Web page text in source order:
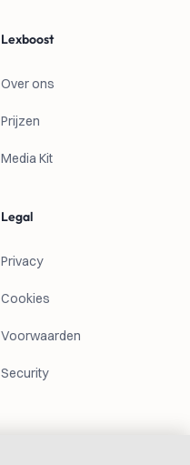
Lexboost
Over ons
Prijzen
Media Kit
Legal
Privacy
Cookies
Voorwaarden
Security